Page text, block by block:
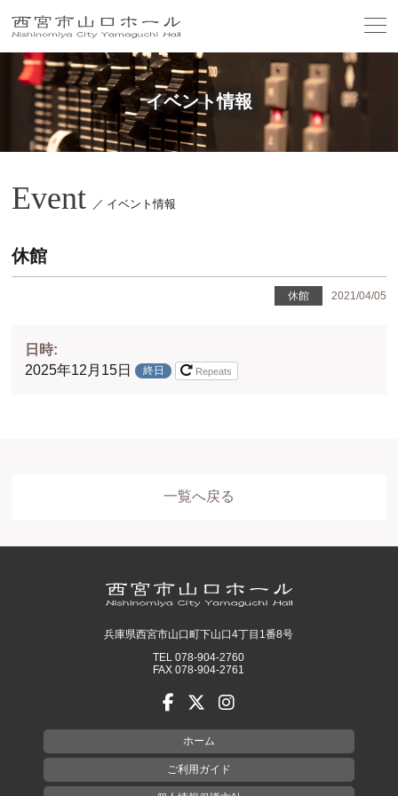
イベント情報
Event ／ イベント情報
休館
休館 2021/04/05
日時:
2025年12月15日
終日 Repeats
一覧へ戻る
兵庫県西宮市山口町下山口4丁目1番8号
TEL 078-904-2760
FAX 078-904-2761
ホーム
ご利用ガイド